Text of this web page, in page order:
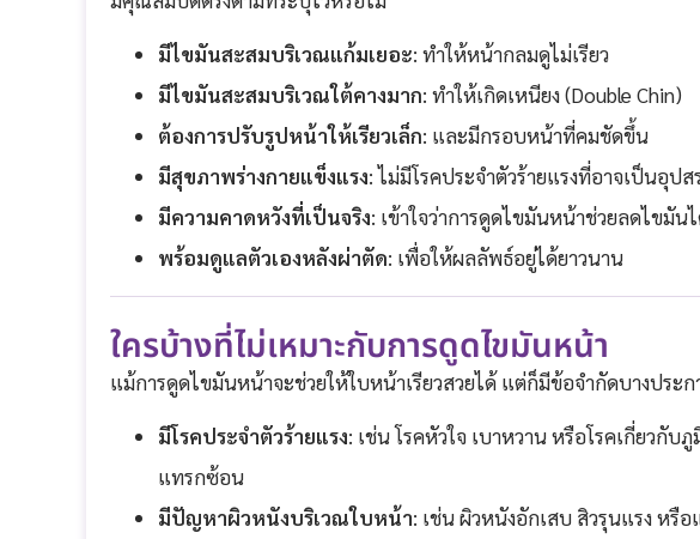
มีไขมันสะสมบริเวณแก้มเยอะ: ทำให้หน้ากลมดูไม่เรียว
มีไขมันสะสมบริเวณใต้คางมาก: ทำให้เกิดเหนียง (Double Chin)
ต้องการปรับรูปหน้าให้เรียวเล็ก: และมีกรอบหน้าที่คมชัดขึ้น
มีสุขภาพร่างกายแข็งแรง: ไม่มีโรคประจำตัวร้ายแรงที่อาจเป็นอุป
มีความคาดหวังที่เป็นจริง: เข้าใจว่าการดูดไขมันหน้าช่วยลดไขมัน
พร้อมดูแลตัวเองหลังผ่าตัด: เพื่อให้ผลลัพธ์อยู่ได้ยาวนาน
ใครบ้างที่ไม่เหมาะกับการดูดไขมันหน้า
แม้การดูดไขมันหน้าจะช่วยให้ใบหน้าเรียวสวยได้ แต่ก็มีข้อจำกัดบางประ
มีโรคประจำตัวร้ายแรง: เช่น โรคหัวใจ เบาหวาน หรือโรคเกี่ยวกับ
แทรกซ้อน
มีปัญหาผิวหนังบริเวณใบหน้า: เช่น ผิวหนังอักเสบ สิวรุนแรง ห